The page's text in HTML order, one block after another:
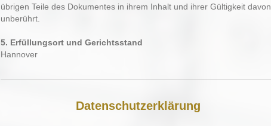
übrigen Teile des Dokumentes in ihrem Inhalt und ihrer Gültigkeit davon
unberührt.
5. Erfüllungsort und Gerichtsstand
Hannover
Datenschutzerklärung